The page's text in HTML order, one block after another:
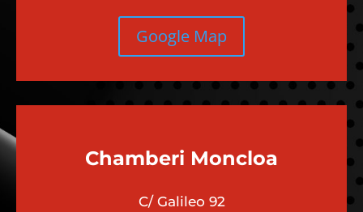
Google Map
Chamberi Moncloa
C/ Galileo 92